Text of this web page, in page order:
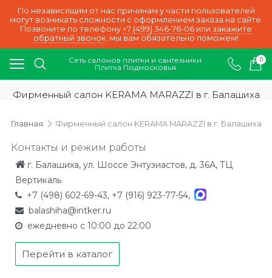
По независящим от нас причинам у части пользователей
могут возникать сложности с оформлением заказа на сайте.
Позвоните по телефону +7 (499) 346-76-06 или закажите
обратный звонок, мы вам обязательно поможем!
Сеть салонов плитки и сантехники
Плитка Подмосковья
0
Фирменный салон KERAMA MARAZZI в г. Балашиха
Главная Фирменный салон KERAMA MARAZZI в г. Балашиха
Контакты и режим работы
г. Балашиха, ул. Шоссе Энтузиастов, д. 36А, ТЦ
Вертикаль
+7 (498) 602-69-43, +7 (916) 923-77-54,
balashiha@intker.ru
ежедневно с 10:00 до 22:00
Перейти в каталог